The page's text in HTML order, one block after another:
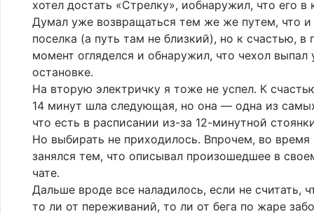
хотел достать «Стрелку», иобнаружил, что его в
Думал уже возвращаться тем же же путем, что
поселка (а путь там не близкий), но к счастью, в
момент огляделся и обнаружил, что чехол выпал
остановке.
На вторую электричку я тоже не успел. К
14 минут шла следующая, но она — одна из
что есть в расписании из-за 12-минутной
Но выбирать не приходилось. Впрочем, во время
занялся тем, что описывал произошедшее в
чате.
Дальше вроде все наладилось, если не считать,
то ли от переживаний, то ли от бега по жаре